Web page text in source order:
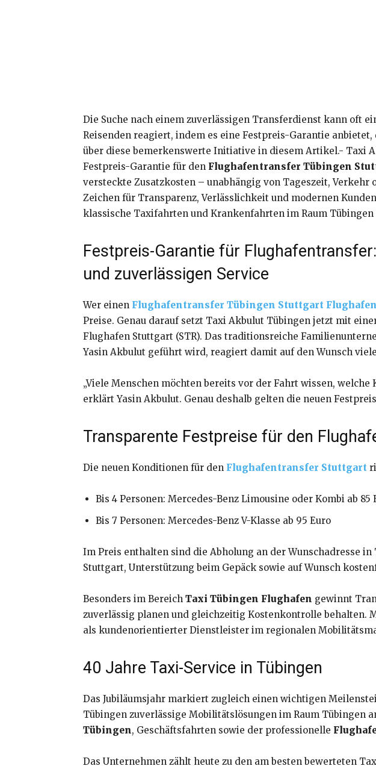
Die Suche nach einem zuverlässigen Transferdienst kann oft
Reisenden reagiert, indem es eine Festpreis-Garantie
über diese bemerkenswerte Initiative in diesem Artikel.- Taxi
Festpreis-Garantie für den Flughafentransfer Tübingen
versteckte Zusatzkosten – unabhängig von Tageszeit,
Zeichen für Transparenz, Verlässlichkeit und modernen
klassische Taxifahrten und Krankenfahrten im Raum Tübingen
Festpreis-Garantie für
und zuverlässigen Service
Wer einen Flughafentransfer Tübingen Stuttgart Flughafen
Preise. Genau darauf setzt Taxi Akbulut Tübingen jetzt mit
Flughafen Stuttgart (STR). Das traditionsreiche
Yasin Akbulut geführt wird, reagiert damit auf den Wunsch
„Viele Menschen möchten bereits vor der Fahrt wissen,
erklärt Yasin Akbulut. Genau deshalb gelten die neuen
Transparente Festpreise für den
Die neuen Konditionen für den Flughafentransfer Stuttgart
Bis 4 Personen: Mercedes-Benz Limousine oder Kombi ab 85
Bis 7 Personen: Mercedes-Benz V-Klasse ab 95 Euro
Im Preis enthalten sind die Abholung an der Wunschadresse
Stuttgart, Unterstützung beim Gepäck sowie auf Wunsch
Besonders im Bereich Taxi Tübingen Flughafen gewinnt
zuverlässig planen und gleichzeitig Kostenkontrolle behalten.
als kundenorientierter Dienstleister im regionalen
40 Jahre Taxi-Service in Tübingen
Das Jubiläumsjahr markiert zugleich einen wichtigen
Tübingen zuverlässige Mobilitätslösungen im Raum Tübingen
Tübingen, Geschäftsfahrten sowie der professionelle
Das Unternehmen zählt heute zu den am besten bewerteten